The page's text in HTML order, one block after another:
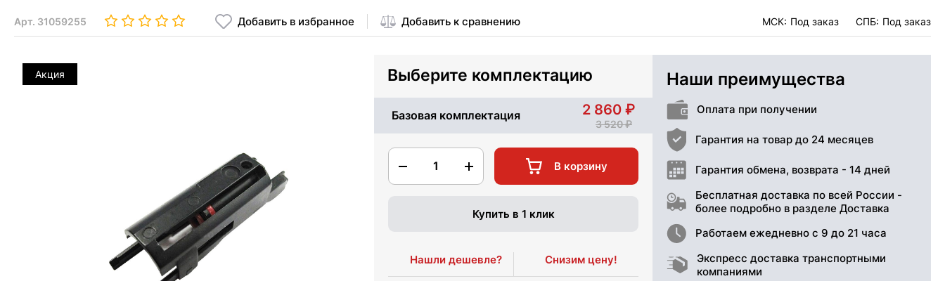
Арт. 31059255 Добавить в избранное Добавить к сравнению МСК: Под заказ СПБ: Под заказ
Акция Выберите комплектацию
Базовая комплектация 2 860
3 520
1 В корзину
Купить в 1 клик
Нашли дешевле? Снизим цену!
Наши преимущества
Оплата при получении
Гарантия на товар до 24 месяцев
Гарантия обмена, возврата - 14 дней
Бесплатная доставка по всей России -
более подробно в разделе Доставка
Работаем ежедневно с 9 до 21 часа
Экспресс доставка транспортными
компаниями